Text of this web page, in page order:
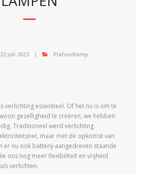
22 juli 2023 Plafondlamp
verlichting essentieel. Of het nu is om te
gezelligheid te creëren, we hebben
Traditioneel werd verlichting
maar met de opkomst van
er nu ook batterij-aangedreven staande
ons nog meer flexibiliteit en vrijheid
verlichten.